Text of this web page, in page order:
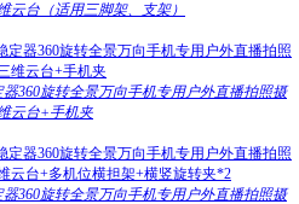
云台（适用三脚架、支架）
360旋转全景万向手机专用户外直播拍照摄
云台+手机夹
360旋转全景万向手机专用户外直播拍照摄